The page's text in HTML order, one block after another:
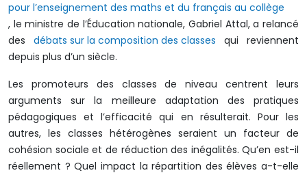
pour l’enseignement des maths et du français au collège
, le ministre de l’Éducation nationale, Gabriel Attal, a relancé
des débats sur la composition des classes qui reviennent
depuis plus d’un siècle.
Les promoteurs des classes de niveau centrent leurs
arguments sur la meilleure adaptation des pratiques
pédagogiques et l’efficacité qui en résulterait. Pour les
autres, les classes hétérogènes seraient un facteur de
cohésion sociale et de réduction des inégalités. Qu’en est-il
réellement ? Quel impact la répartition des élèves a-t-elle